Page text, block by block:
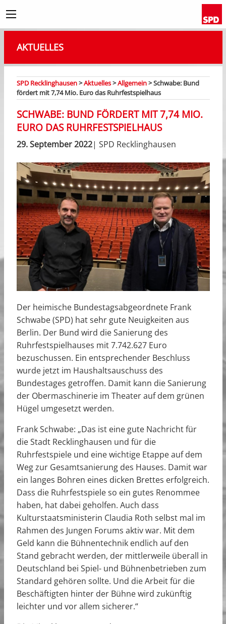
AKTUELLES
SPD Recklinghausen>Aktuelles>Allgemein>Schwabe: Bund
fördert mit 7,74 Mio. Euro das Ruhrfestspielhaus
SCHWABE: BUND FÖRDERT MIT 7,74 MIO.
EURO DAS RUHRFESTSPIELHAUS
29. September 2022| SPD Recklinghausen
Der heimische Bundestagsabgeordnete Frank
Schwabe (SPD) hat sehr gute Neuigkeiten aus
Berlin. Der Bund wird die Sanierung des
Ruhrfestspielhauses mit 7.742.627 Euro
bezuschussen. Ein entsprechender Beschluss
wurde jetzt im Haushaltsauschuss des
Bundestages getroffen. Damit kann die Sanierung
der Obermaschinerie im Theater auf dem grünen
Hügel umgesetzt werden.
Frank Schwabe: „Das ist eine gute Nachricht für
die Stadt Recklinghausen und für die
Ruhrfestspiele und eine wichtige Etappe auf dem
Weg zur Gesamtsanierung des Hauses. Damit war
ein langes Bohren eines dicken Brettes erfolgreich.
Dass die Ruhrfestspiele so ein gutes Renommee
haben, hat dabei geholfen. Auch dass
Kulturstaatsministerin Claudia Roth selbst mal im
Rahmen des Jungen Forums aktiv war. Mit dem
Geld kann die Bühnentechnik endlich auf den
Stand gebracht werden, der mittlerweile überall in
Deutschland bei Spiel- und Bühnenbetrieben zum
Standard gehören sollte. Und die Arbeit für die
Beschäftigten hinter der Bühne wird zukünftig
leichter und vor allem sicherer.“